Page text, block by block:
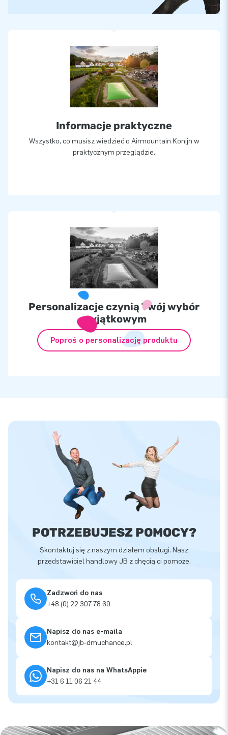
Informacje praktyczne
Wszystko, co musisz wiedzieć o Airmountain Konijn w
praktycznym przeglądzie.
Personalizacje czynią Twój wybór
wyjątkowym
Poproś o personalizację produktu
POTRZEBUJESZ POMOCY?
Skontaktuj się z naszym działem obsługi. Nasz
przedstawiciel handlowy JB z chęcią ci pomoże.
Zadzwoń do nas
+48 (0) 22 307 78 60
Napisz do nas e-maila
kontakt@jb-dmuchance.pl
Napisz do nas na WhatsAppie
+31 6 11 06 21 44